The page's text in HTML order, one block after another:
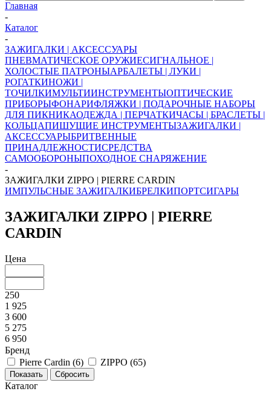
Главная
-
Каталог
-
ЗАЖИГАЛКИ | АКСЕССУАРЫ
ПНЕВМАТИЧЕСКОЕ ОРУЖИЕСИГНАЛЬНОЕ |
ХОЛОСТЫЕ ПАТРОНЫАРБАЛЕТЫ | ЛУКИ |
РОГАТКИНОЖИ |
ТОЧИЛКИМУЛЬТИИНСТРУМЕНТЫОПТИЧЕСКИЕ
ПРИБОРЫФОНАРИФЛЯЖКИ | ПОДАРОЧНЫЕ НАБОРЫ
ДЛЯ ПИКНИКАОДЕЖДА | ПЕРЧАТКИЧАСЫ | БРАСЛЕТЫ |
КОЛЬЦАПИШУЩИЕ ИНСТРУМЕНТЫЗАЖИГАЛКИ |
АКСЕССУАРЫБРИТВЕННЫЕ
ПРИНАДЛЕЖНОСТИСРЕДСТВА
САМООБОРОНЫПОХОДНОЕ СНАРЯЖЕНИЕ
-
ЗАЖИГАЛКИ ZIPPO | PIERRE CARDIN
ИМПУЛЬСНЫЕ ЗАЖИГАЛКИБРЕЛКИПОРТСИГАРЫ
ЗАЖИГАЛКИ ZIPPO | PIERRE
CARDIN
Цена
250
1 925
3 600
5 275
6 950
Бренд
Pierre Cardin (6) ZIPPO (65)
Каталог